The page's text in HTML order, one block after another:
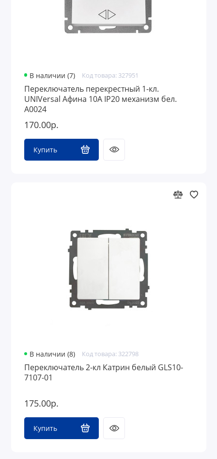
В наличии (7) Код товара: 327951
Переключатель перекрестный 1-кл.
UNIVersal Афина 10А IP20 механизм бел.
А0024
170.00р.
Купить
В наличии (8) Код товара: 322798
Переключатель 2-кл Катрин белый GLS10-
7107-01
175.00р.
Купить